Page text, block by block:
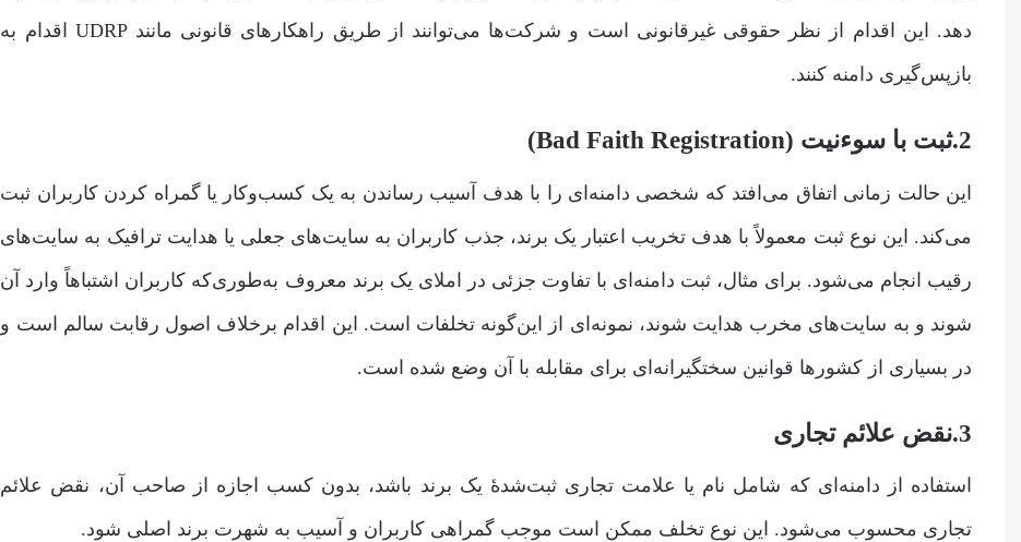
دهد. این اقدام از نظر حقوقی غیرقانونی است و شرکت‌ها می‌توانند از طریق راهکارهای قانونی مانند UDRP اقدام به
بازپس‌گیری دامنه کنند.
2.ثبت با سوءنیت (Bad Faith Registration)
این حالت زمانی اتفاق می‌افتد که شخصی دامنه‌ای را با هدف آسیب رساندن به یک کسب‌وکار یا گمراه کردن کاربران ثبت
می‌کند. این نوع ثبت معمولاً با هدف تخریب اعتبار یک برند، جذب کاربران به سایت‌های جعلی یا هدایت ترافیک به سایت‌های
رقیب انجام می‌شود. برای مثال، ثبت دامنه‌ای با تفاوت جزئی در املای یک برند معروف به‌طوری‌که کاربران اشتباهاً وارد آن
شوند و به سایت‌های مخرب هدایت شوند، نمونه‌ای از این‌گونه تخلفات است. این اقدام برخلاف اصول رقابت سالم است و
در بسیاری از کشورها قوانین سختگیرانه‌ای برای مقابله با آن وضع شده است.
3.نقض علائم تجاری
استفاده از دامنه‌ای که شامل نام یا علامت تجاری ثبت‌شدۀ یک برند باشد، بدون کسب اجازه از صاحب آن، نقض علائم
تجاری محسوب می‌شود. این نوع تخلف ممکن است موجب گمراهی کاربران و آسیب به شهرت برند اصلی شود.